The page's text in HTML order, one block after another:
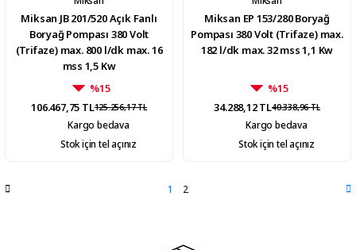
Miksan JB 201/520 Açık Fanlı
Boryağ Pompası 380 Volt
(Trifaze) max. 800 l/dk max. 16
mss 1,5 Kw
%15
106.467,75 TL125.256,17 TL
Kargo bedava
Stok için tel açınız
Miksan EP 153/280 Boryağ
Pompası 380 Volt (Trifaze) max.
182 l/dk max. 32 mss 1,1 Kw
%15
34.288,12 TL40.338,96 TL
Kargo bedava
Stok için tel açınız
1 2